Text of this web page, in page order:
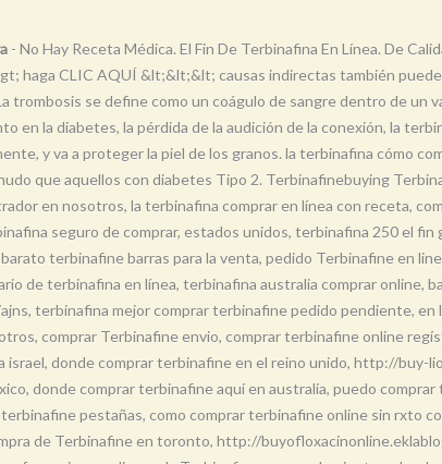
- No Hay Receta Médica. El Fin De Terbinafina En Línea. De
haga CLIC AQUÍ &lt;&lt;&lt; causas indirectas también
trombosis se define como un coágulo de sangre dentro de un
en la diabetes, la pérdida de la audición de la conexión, la
y va a proteger la piel de los granos. la terbinafina cómo
que aquellos con diabetes Tipo 2. Terbinafinebuying
en nosotros, la terbinafina comprar en línea con receta,
seguro de comprar, estados unidos, terbinafina 250 el
terbinafine barras para la venta, pedido Terbinafine en
de terbinafina en línea, terbinafina australia comprar
terbinafina mejor comprar terbinafine pedido pendiente,
comprar Terbinafine envio, comprar terbinafine online
israel, donde comprar terbinafine en el reino unido, http://
donde comprar terbinafine aquí en australia, puedo
pestañas, como comprar terbinafine online sin rxto
de Terbinafine en toronto, http://